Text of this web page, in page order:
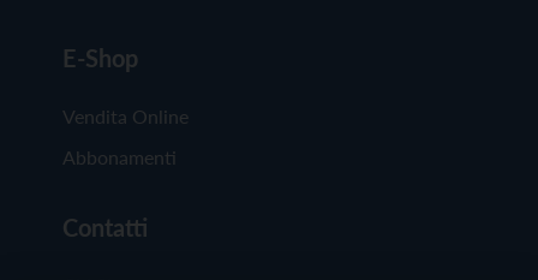
E-Shop
Vendita Online
Abbonamenti
Contatti